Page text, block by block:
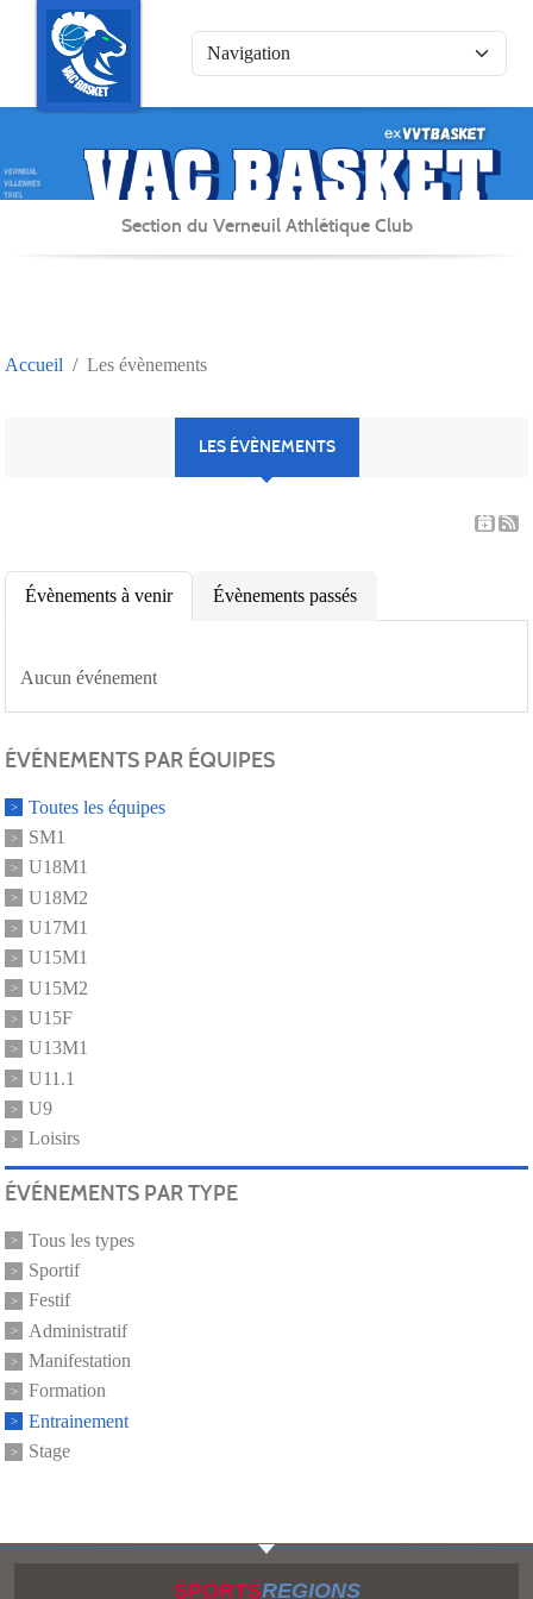
Section du Verneuil Athlétique Club
Accueil Les évènements
LES ÉVÈNEMENTS
Évènements à venir Évènements passés
Aucun événement
ÉVÉNEMENTS PAR ÉQUIPES
Toutes les équipes
SM1
U18M1
U18M2
U17M1
U15M1
U15M2
U15F
U13M1
U11.1
U9
Loisirs
ÉVÉNEMENTS PAR TYPE
Tous les types
Sportif
Festif
Administratif
Manifestation
Formation
Entrainement
Stage
SPORTSREGIONS
Panneau de gestion des cookies